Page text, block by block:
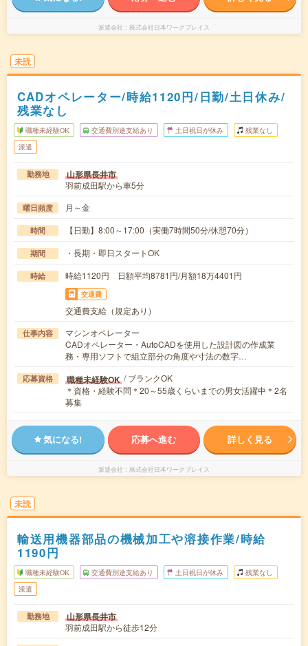
派遣会社 株式会社日本ワークプレイス
未読
CADオペレーター/時給1120円/日勤/土日休み/
残業なし
職種未経験OK 交通費別途支給あり 土日祝日が休み 残業なし
派遣
勤務地 山形県長井市
羽前成田駅から車5分
曜日頻度 月～金
時間 【日勤】8:00～17:00（実働7時間50分/休憩70分）
期間 ・長期・即日スタートOK
時給 時給1120円 日額平均8781円/月額18万4401円
交通費
交通費支給（規定あり）
仕事内容
マシンオペレーター
CADオペレーター・AutoCADを使用した設計図の作成業
務・専用ソフトで組立部分の角度や寸法の数字…
応募資格 職種未経験OK / ブランクOK
＊資格・経験不問＊20～55歳くらいまでの男女活躍中＊2名
募集
気になる! 応募へ進む 詳しく見る
派遣会社 株式会社日本ワークプレイス
未読
輸送用機器部品の機械加工や溶接作業/時給
1190円
職種未経験OK 交通費別途支給あり 土日祝日が休み 残業なし
派遣
勤務地 山形県長井市
羽前成田駅から徒歩12分